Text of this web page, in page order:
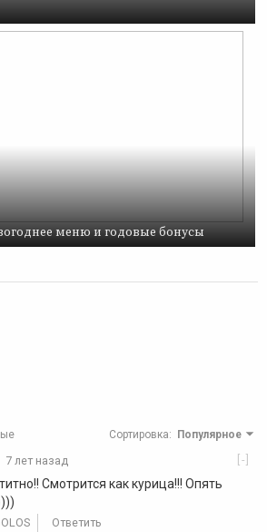
меню и годовые бонусы
Сортировка: Популярное
[-]
7 лет назад
Смотрится как курица!!! Опять
Ответить